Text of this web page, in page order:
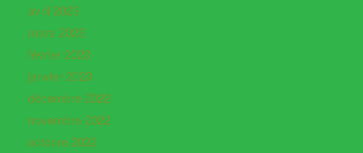
avril 2023
mars 2023
février 2023
janvier 2023
décembre 2022
novembre 2022
octobre 2022